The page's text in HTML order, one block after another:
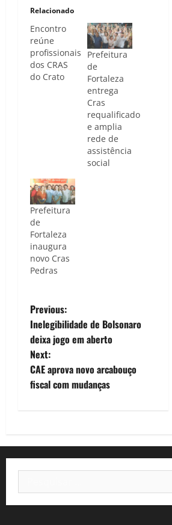
Relacionado
Encontro
reúne
profissionais
dos CRAS
do Crato
Prefeitura
de
Fortaleza
entrega
Cras
requalificado
e amplia
rede de
assistência
social
Prefeitura
de
Fortaleza
inaugura
novo Cras
Pedras
P
o
s
t
a
v
i
Previous:
Inelegibilidade de Bolsonaro
deixa jogo em aberto
Next:
CAE aprova novo arcabouço
fiscal com mudanças
por: